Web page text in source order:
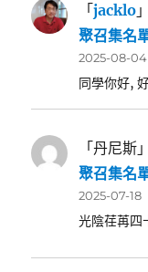
「jacklo
聚召集名
2025-08-04
同學你好,
「丹尼斯
聚召集名
2025-07-18
光陰荏苒四